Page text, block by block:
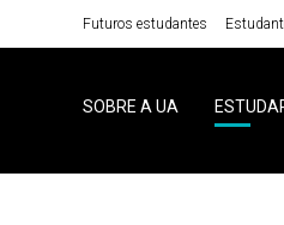
Futuros estudantes
SOBRE A UA